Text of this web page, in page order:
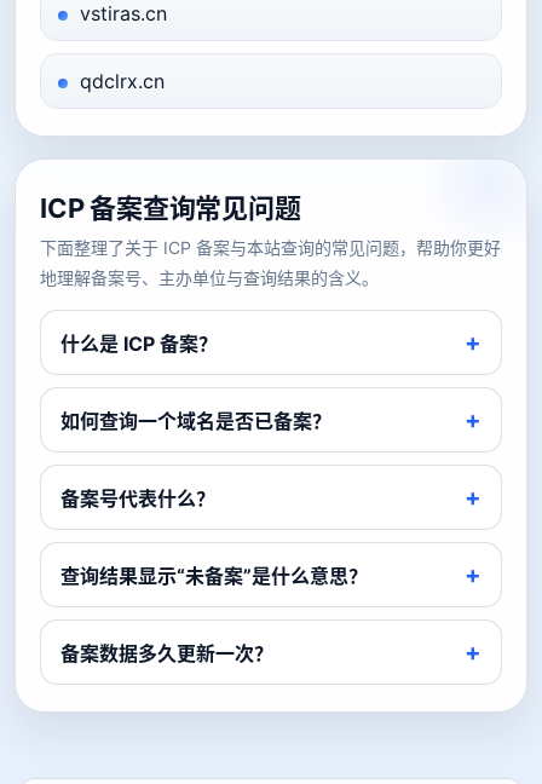
vstiras.cn
qdclrx.cn
ICP 备案查询常见问题
下面整理了关于 ICP 备案与本站查询的常见问题，帮助你更好
地理解备案号、主办单位与查询结果的含义。
什么是 ICP 备案？
如何查询一个域名是否已备案？
备案号代表什么？
查询结果显示“未备案”是什么意思？
备案数据多久更新一次？